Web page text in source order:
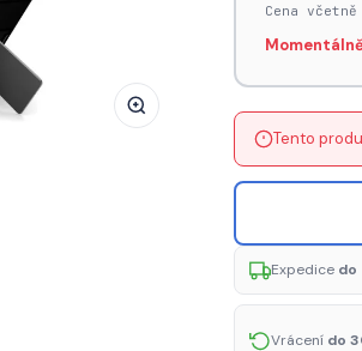
Cena
Tento
Expedice do
Vrácení do